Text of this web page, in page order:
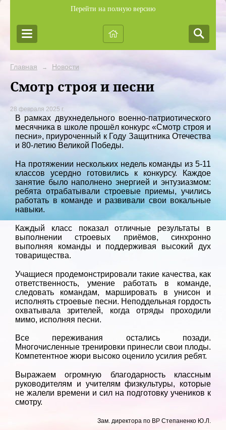
Перейти на полную версию
Главная → Новости
Смотр строя и песни
28 февраля 2025 г.
В рамках двухнедельного военно-патриотического
месячника в школе прошёл конкурс «Смотр строя и
песни», приуроченный к Году Защитника Отечества
и 80-летию Великой Победы.
На протяжении нескольких недель команды из 5-11
классов усердно готовились к конкурсу. Каждое
занятие было наполнено энергией и энтузиазмом:
ребята отрабатывали строевые приемы, учились
работать в команде и развивали свои вокальные
навыки.
Каждый класс показал отличные результаты в
выполнении строевых приёмов, синхронно
выполняя команды и поддерживая высокий дух
товарищества.
Учащиеся продемонстрировали такие качества, как
ответственность, умение работать в команде,
следовать командам, маршировать в унисон и
исполнять строевые песни. Неподдельная гордость
охватывала зрителей, когда отряды проходили
мимо, исполняя песни.
Все переживания остались позади.
Многочисленные тренировки принесли свои плоды.
Компетентное жюри высоко оценило усилия ребят.
Выражаем огромную благодарность классным
руководителям и учителям физкультуры, которые
не жалели времени и сил на подготовку учеников к
смотру.
Зам. директора по ВР Степаненко Ю.Л.